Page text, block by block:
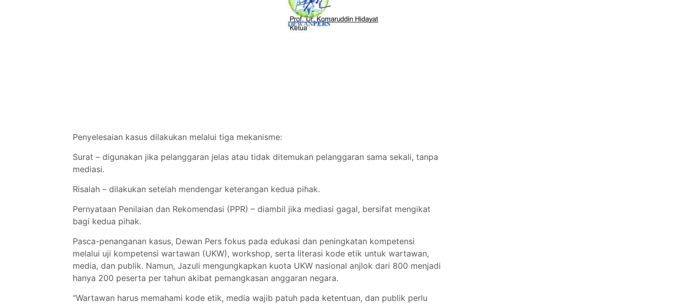
Penyelesaian kasus dilakukan melalui tiga mekanisme:
Surat – digunakan jika pelanggaran jelas atau tidak ditemukan pelanggaran sama sekali, tanpa
mediasi.
Risalah – dilakukan setelah mendengar keterangan kedua pihak.
Pernyataan Penilaian dan Rekomendasi (PPR) – diambil jika mediasi gagal, bersifat mengikat
bagi kedua pihak.
Pasca-penanganan kasus, Dewan Pers fokus pada edukasi dan peningkatan kompetensi
melalui uji kompetensi wartawan (UKW), workshop, serta literasi kode etik untuk wartawan,
media, dan publik. Namun, Jazuli mengungkapkan kuota UKW nasional anjlok dari 800 menjadi
hanya 200 peserta per tahun akibat pemangkasan anggaran negara.
“Wartawan harus memahami kode etik, media wajib patuh pada ketentuan, dan publik perlu